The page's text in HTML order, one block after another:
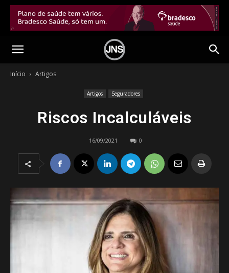
Início Artigos
Artigos Seguradores
Riscos Incalculáveis
16/09/2021 0